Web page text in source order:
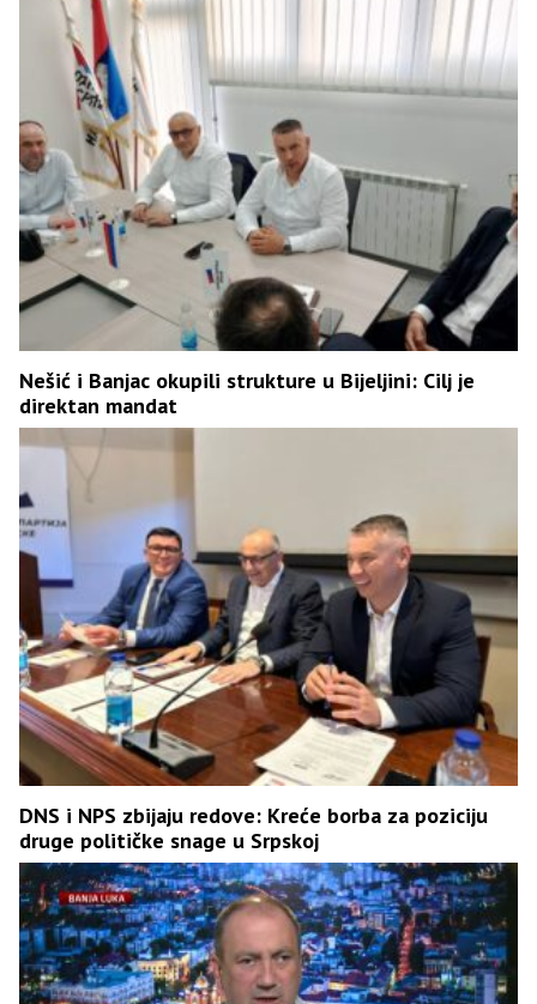
Nešić i Banjac okupili strukture u Bijeljini: Cilj je
direktan mandat
DNS i NPS zbijaju redove: Kreće borba za poziciju
druge političke snage u Srpskoj